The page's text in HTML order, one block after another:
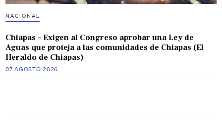
NACIONAL
Chiapas – Exigen al Congreso aprobar una Ley de
Aguas que proteja a las comunidades de Chiapas (El
Heraldo de Chiapas)
07 AGOSTO 2026